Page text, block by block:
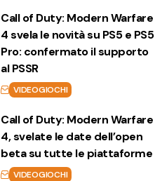
Call of Duty: Modern Warfare
4 svela le novità su PS5 e PS5
Pro: confermato il supporto
al PSSR
VIDEOGIOCHI
Call of Duty: Modern Warfare
4, svelate le date dell’open
beta su tutte le piattaforme
VIDEOGIOCHI